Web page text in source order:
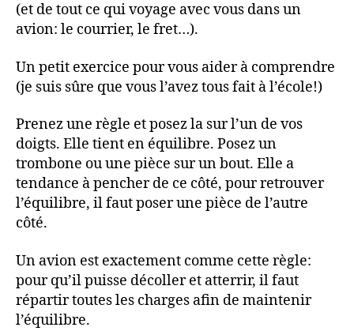
(et de tout ce qui voyage avec vous dans un
avion: le courrier, le fret…).
Un petit exercice pour vous aider à comprendre
(je suis sûre que vous l’avez tous fait à l’école!)
Prenez une règle et posez la sur l’un de vos
doigts. Elle tient en équilibre. Posez un
trombone ou une pièce sur un bout. Elle a
tendance à pencher de ce côté, pour retrouver
l’équilibre, il faut poser une pièce de l’autre
côté.
Un avion est exactement comme cette règle:
pour qu’il puisse décoller et atterrir, il faut
répartir toutes les charges afin de maintenir
l’équilibre.